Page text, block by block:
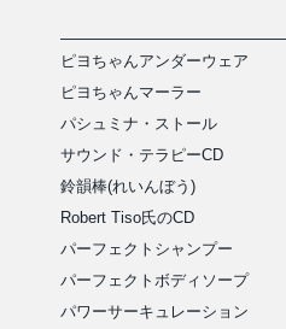
ピヨちゃんアンダーウェア
ピヨちゃんマーラー
パシュミナ・ストール
サウンド・テラピーCD
鈴韻棒(れいんぼう)
Robert Tiso氏のCD
パーフェクトシャンプー
パーフェクトボディソープ
パワーサーキュレーション